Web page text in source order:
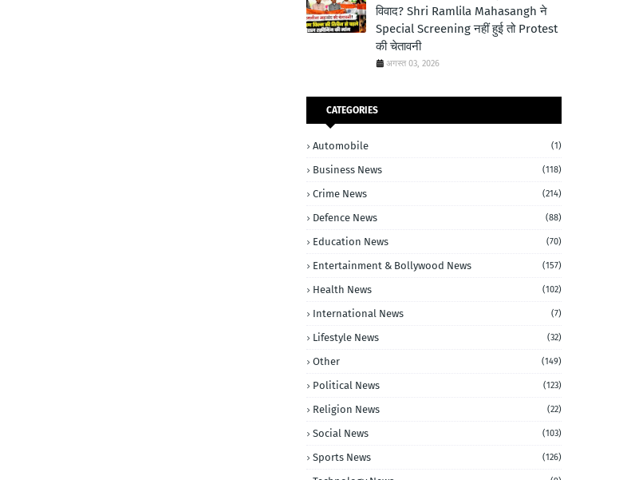
विवाद? Shri Ramlila Mahasangh ने
Special Screening नहीं हुई तो Protest
की चेतावनी
अगस्त 03, 2026
CATEGORIES
Automobile (1)
Business News (118)
Crime News (214)
Defence News (88)
Education News (70)
Entertainment & Bollywood News (157)
Health News (102)
International News (7)
Lifestyle News (32)
Other (149)
Political News (123)
Religion News (22)
Social News (103)
Sports News (126)